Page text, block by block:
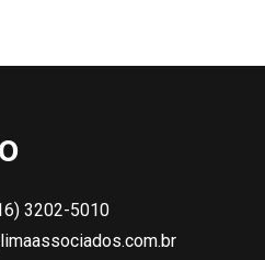
3202-5010